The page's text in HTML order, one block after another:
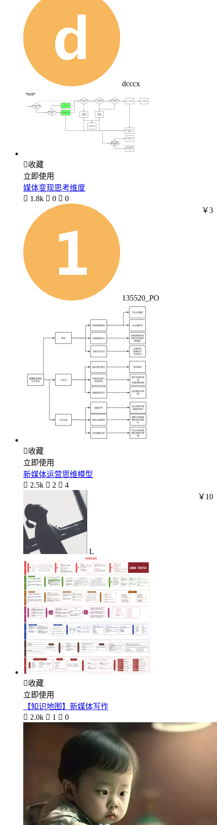
dcccx
收藏
立即使用
媒体变现思考维度
 1.8k  0  0
135520_PO
￥3
收藏
立即使用
新媒体运营思维模型
 2.5k  2  4
L
￥10
收藏
立即使用
【知识地图】新媒体写作
 2.0k  1  0